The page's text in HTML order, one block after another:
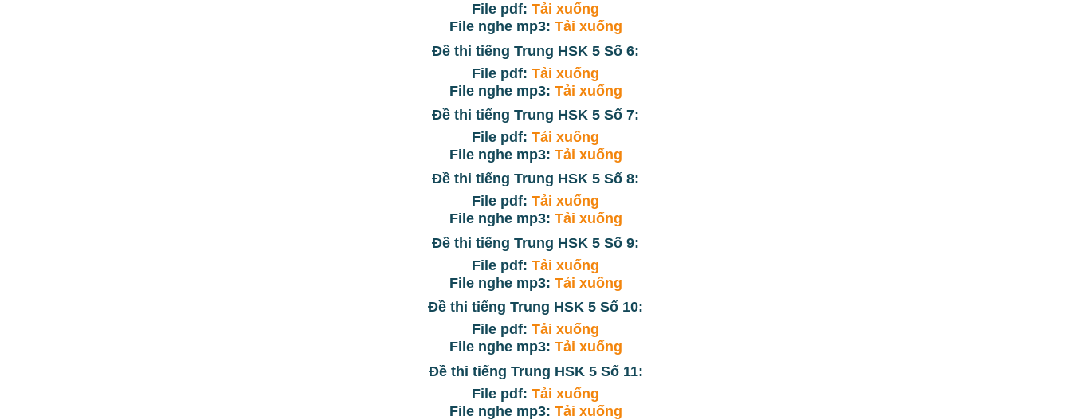
File pdf: Tải xuống
File nghe mp3: Tải xuống
Đề thi tiếng Trung HSK 5 Số 6:
File pdf: Tải xuống
File nghe mp3: Tải xuống
Đề thi tiếng Trung HSK 5 Số 7:
File pdf: Tải xuống
File nghe mp3: Tải xuống
Đề thi tiếng Trung HSK 5 Số 8:
File pdf: Tải xuống
File nghe mp3: Tải xuống
Đề thi tiếng Trung HSK 5 Số 9:
File pdf: Tải xuống
File nghe mp3: Tải xuống
Đề thi tiếng Trung HSK 5 Số 10:
File pdf: Tải xuống
File nghe mp3: Tải xuống
Đề thi tiếng Trung HSK 5 Số 11:
File pdf: Tải xuống
File nghe mp3: Tải xuống